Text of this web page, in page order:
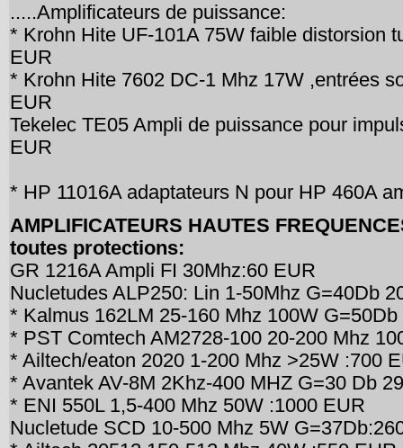
.....Amplificateurs de puissance:
* Krohn Hite UF-101A 75W faible distorsion
EUR
* Krohn Hite 7602 DC-1 Mhz 17W ,entrées
EUR
Tekelec TE05 Ampli de puissance pour
EUR
* HP 11016A adaptateurs N pour HP 460A
AMPLIFICATEURS HAUTES
toutes protections:
GR 1216A Ampli FI 30Mhz:60 EUR
Nucletudes ALP250: Lin 1-50Mhz G=40Db
* Kalmus 162LM 25-160 Mhz 100W
* PST Comtech AM2728-100 20-200 Mhz
* Ailtech/eaton 2020 1-200 Mhz >25W :700
* Avantek AV-8M 2Khz-400 MHZ G=30 Db
* ENI 550L 1,5-400 Mhz 50W :1000 EUR
Nucletude SCD 10-500 Mhz 5W